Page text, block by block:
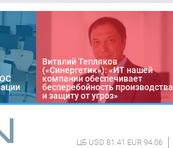
Виталий Тепляков
(«Синергетик»): «ИТ нашей
компании обеспечивает
бесперебойность производства
и защиту от угроз»
ЦБ USD 81.41 EUR 94.06